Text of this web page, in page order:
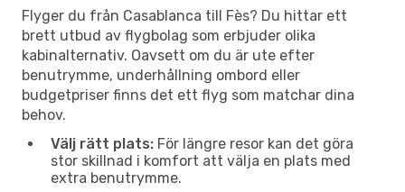
Flyger du från Casablanca till Fès? Du hittar ett
brett utbud av flygbolag som erbjuder olika
kabinalternativ. Oavsett om du är ute efter
benutrymme, underhållning ombord eller
budgetpriser finns det ett flyg som matchar dina
behov.
Välj rätt plats: För längre resor kan det göra
stor skillnad i komfort att välja en plats med
extra benutrymme.